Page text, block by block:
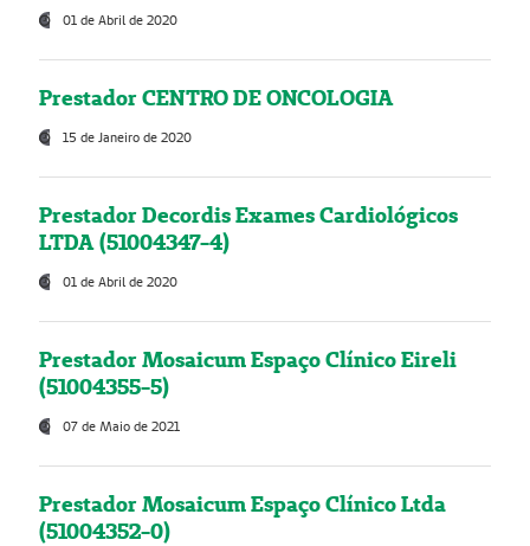
01 de Abril de 2020
Prestador CENTRO DE ONCOLOGIA
15 de Janeiro de 2020
Prestador Decordis Exames Cardiológicos
LTDA (51004347-4)
01 de Abril de 2020
Prestador Mosaicum Espaço Clínico Eireli
(51004355-5)
07 de Maio de 2021
Prestador Mosaicum Espaço Clínico Ltda
(51004352-0)